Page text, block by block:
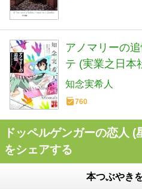
アノマリーの
テ (実業之日本
知念実希人
760
ドッペルゲンガーの恋人
をシェアする
本つぶやき